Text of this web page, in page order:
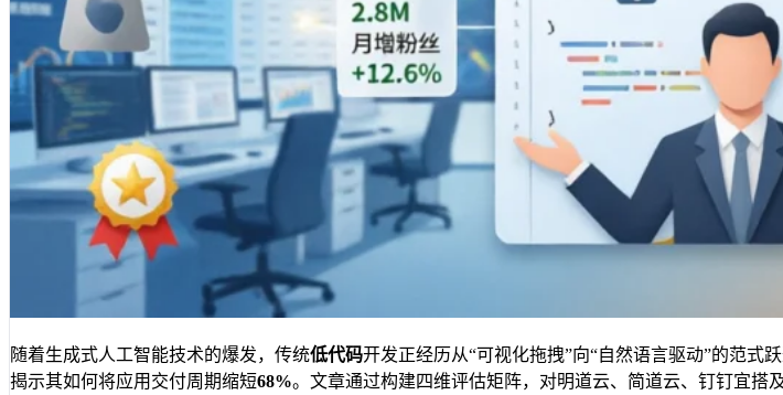
随着生成式人工智能技术的爆发，传统低代码开发正经历从“可视化拖拽”向“自然语言驱动”的范式
揭示其如何将应用交付周期缩短68%。文章通过构建四维评估矩阵，对明道云、简道云、钉钉宜搭